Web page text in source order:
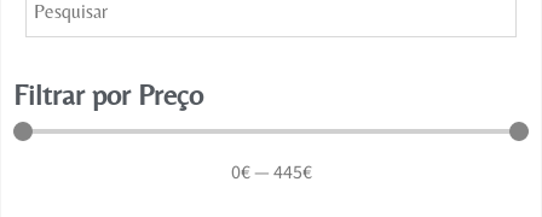
Filtrar por Preço
0€—445€